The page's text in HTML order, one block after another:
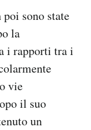
sono state
la
i rapporti tra i
vie
il suo
un